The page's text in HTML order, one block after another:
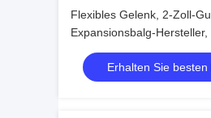
Flexibles Gelenk, 2-Zoll-
Expansionsbalg-
Erhalten Sie besten